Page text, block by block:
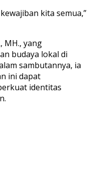
kita semua,”
MH., yang
budaya lokal di
sambutannya, ia
ini dapat
identitas